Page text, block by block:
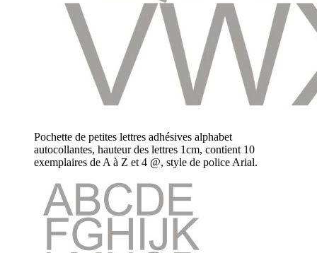
Pochette de petites lettres adhésives alphabet
autocollantes, hauteur des lettres 1cm, contient 10
exemplaires de A à Z et 4 @, style de police Arial.